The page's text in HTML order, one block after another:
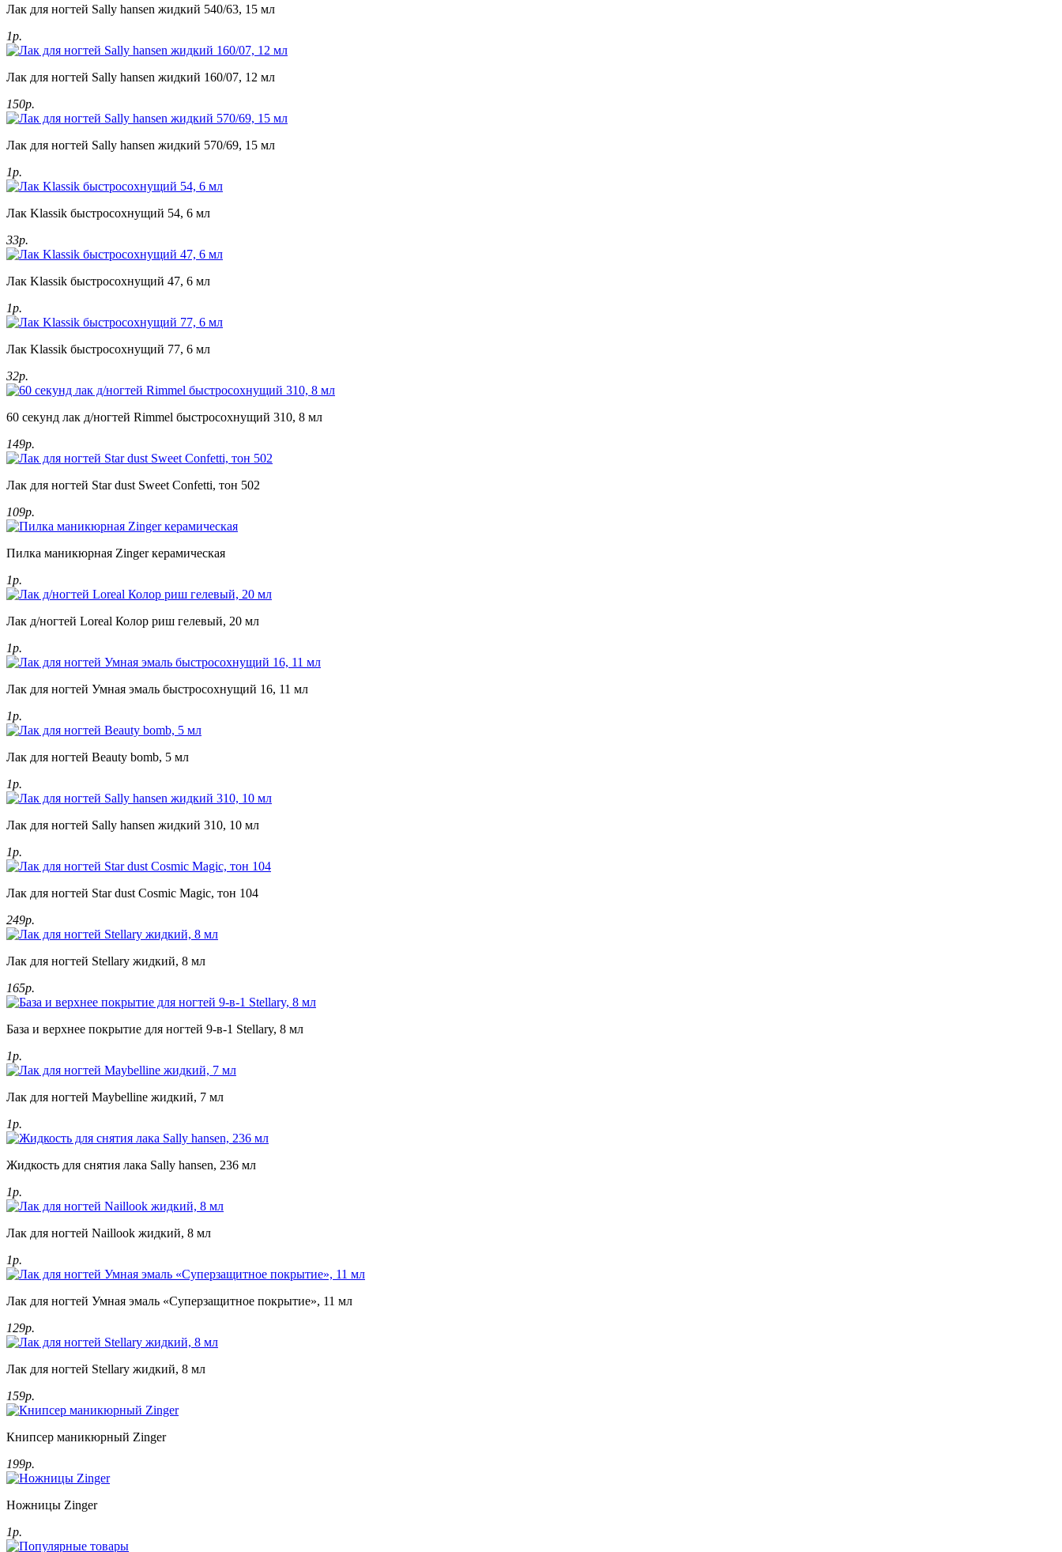
Лак для ногтей Sally hansen жидкий 540/63, 15 мл
1р.
Лак для ногтей Sally hansen жидкий 160/07, 12 мл
150р.
Лак для ногтей Sally hansen жидкий 570/69, 15 мл
1р.
Лак Klassik быстросохнущий 54, 6 мл
33р.
Лак Klassik быстросохнущий 47, 6 мл
1р.
Лак Klassik быстросохнущий 77, 6 мл
32р.
60 секунд лак д/ногтей Rimmel быстросохнущий 310, 8 мл
149р.
Лак для ногтей Star dust Sweet Confetti, тон 502
109р.
Пилка маникюрная Zinger керамическая
1р.
Лак д/ногтей Loreal Колор риш гелевый, 20 мл
1р.
Лак для ногтей Умная эмаль быстросохнущий 16, 11 мл
1р.
Лак для ногтей Beauty bomb, 5 мл
1р.
Лак для ногтей Sally hansen жидкий 310, 10 мл
1р.
Лак для ногтей Star dust Cosmic Magic, тон 104
249р.
Лак для ногтей Stellary жидкий, 8 мл
165р.
База и верхнее покрытие для ногтей 9-в-1 Stellary, 8 мл
1р.
Лак для ногтей Maybelline жидкий, 7 мл
1р.
Жидкость для снятия лака Sally hansen, 236 мл
1р.
Лак для ногтей Naillook жидкий, 8 мл
1р.
Лак для ногтей Умная эмаль «Суперзащитное покрытие», 11 мл
129р.
Лак для ногтей Stellary жидкий, 8 мл
159р.
Книпсер маникюрный Zinger
199р.
Ножницы Zinger
1р.